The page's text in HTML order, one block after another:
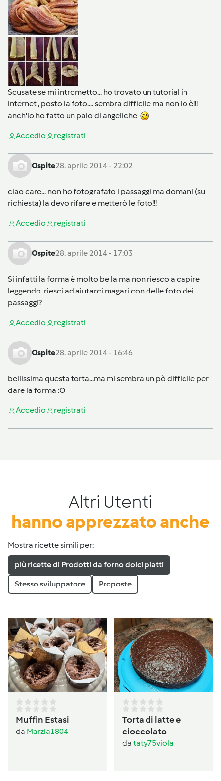
Scusate se mi intrometto... ho trovato un tutorial in
internet , posto la foto.... sembra difficile ma non lo è!!!
anch'io ho fatto un paio di angeliche
Accedio registrati
Ospite28. aprile 2014 - 22:02
ciao care... non ho fotografato i passaggi ma domani (su
richiesta) la devo rifare e metterò le foto!!!
Accedio registrati
Ospite28. aprile 2014 - 17:03
Si infatti la forma è molto bella ma non riesco a capire
leggendo..riesci ad aiutarci magari con delle foto dei
passaggi?
Accedio registrati
Ospite28. aprile 2014 - 16:46
bellissima questa torta...ma mi sembra un pò difficile per
dare la forma :O
Accedio registrati
Altri Utenti
hanno apprezzato anche
Mostra ricette simili per:
più ricette di Prodotti da forno dolci piatti
Stesso sviluppatore Proposte
Muffin Estasi
da Marzia1804
Torta di latte e
cioccolato
da taty75viola